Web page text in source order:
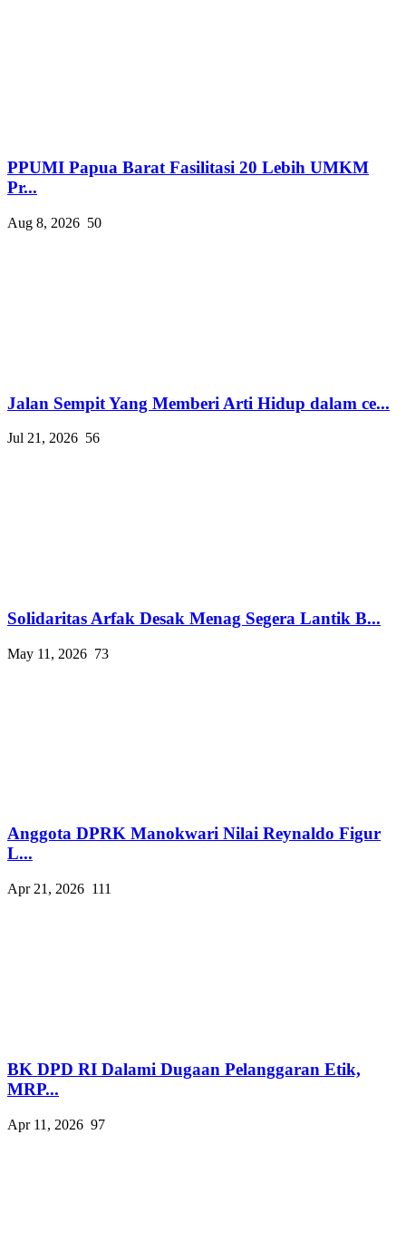
PPUMI Papua Barat Fasilitasi 20 Lebih UMKM
Pr...
Aug 8, 2026 50
Jalan Sempit Yang Memberi Arti Hidup dalam ce...
Jul 21, 2026 56
Solidaritas Arfak Desak Menag Segera Lantik B...
May 11, 2026 73
Anggota DPRK Manokwari Nilai Reynaldo Figur
L...
Apr 21, 2026 111
BK DPD RI Dalami Dugaan Pelanggaran Etik,
MRP...
Apr 11, 2026 97